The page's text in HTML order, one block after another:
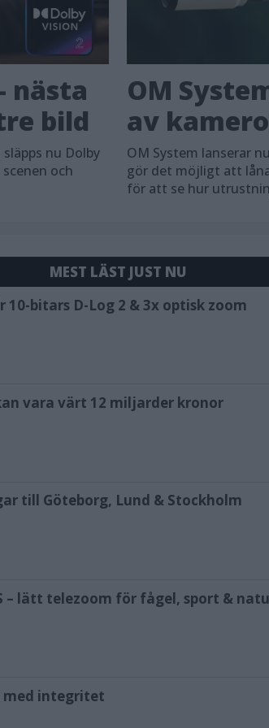
nästa
bild
nu Dolby
och
OM
av
OM System lanserar
gör det möjligt att
för att se hur
MEST LÄST JUST NU
10-bitars D-Log 2 & 3x optisk zoom
vara värt 12 miljarder kronor
till Göteborg, Lund & Stockholm
– lätt telezoom för fågel, sport &
med integritet